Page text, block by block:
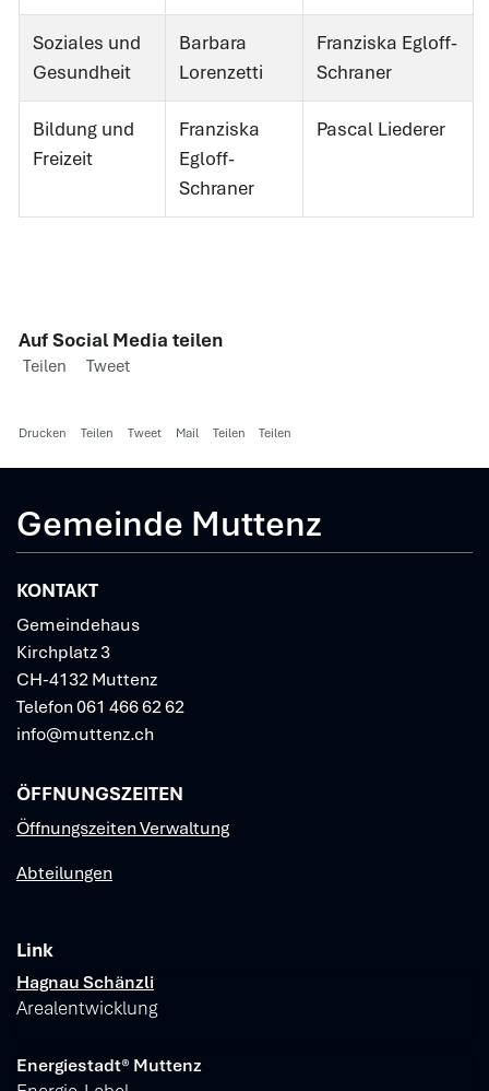
Soziales und
Gesundheit
Barbara
Lorenzetti
Franziska Egloff-
Schraner
Bildung und
Freizeit
Franziska
Egloff-
Schraner
Pascal Liederer
Auf Social Media teilen
Teilen Tweet
Drucken Teilen Tweet Mail Teilen Teilen
Gemeinde Muttenz
KONTAKT
Gemeindehaus
Kirchplatz 3
CH-4132 Muttenz
Telefon061 466 62 62
info@muttenz.ch
ÖFFNUNGSZEITEN
Öffnungszeiten Verwaltung
Abteilungen
Link
Verschiedene Informationen
Hagnau Schänzli
Arealentwicklung
Energiestadt® Muttenz